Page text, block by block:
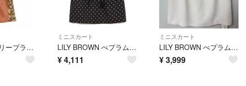
Lilly Brown リリーブラウン カラーブロックスカート タイト ミニ S
ミニスカート
LILY BROWN ぺプラムベルト付きスカート ドット
¥4,111
ミニスカート
LILY BROWN ぺプラムベルト付きスカート
¥3,999